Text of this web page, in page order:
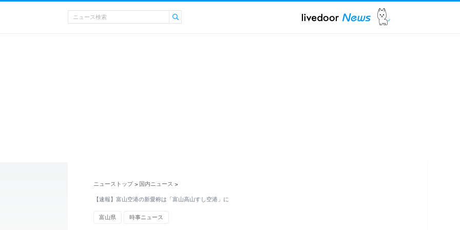
ニューストップ > 国内ニュース >
【速報】富山空港の新愛称は「富山高山すし空港」に
富山県 時事ニュース